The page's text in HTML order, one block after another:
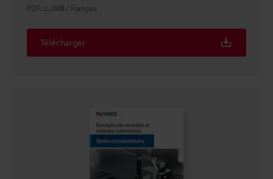
PDF: 2.2MB / Français
Télécharger